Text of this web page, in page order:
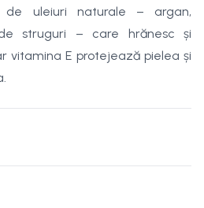
de uleiuri naturale – argan,
struguri – care hrănesc și
vitamina E protejează pielea și